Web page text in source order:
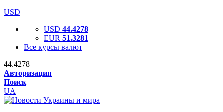
USD
USD 44.4278
EUR 51.3281
Все курсы валют
44.4278
Авторизация
Поиск
UA